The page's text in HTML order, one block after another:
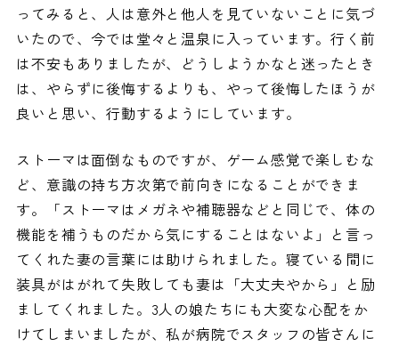
ってみると、人は意外と他人を見ていないことに気づ
いたので、今では堂々と温泉に入っています。行く前
は不安もありましたが、どうしようかなと迷ったとき
は、やらずに後悔するよりも、やって後悔したほうが
良いと思い、行動するようにしています。
ストーマは面倒なものですが、ゲーム感覚で楽しむな
ど、意識の持ち方次第で前向きになることができま
す。「ストーマはメガネや補聴器などと同じで、体の
機能を補うものだから気にすることはないよ」と言っ
てくれた妻の言葉には助けられました。寝ている間に
装具がはがれて失敗しても妻は「大丈夫やから」と励
ましてくれました。3人の娘たちにも大変な心配をか
けてしまいましたが、私が病院でスタッフの皆さんに